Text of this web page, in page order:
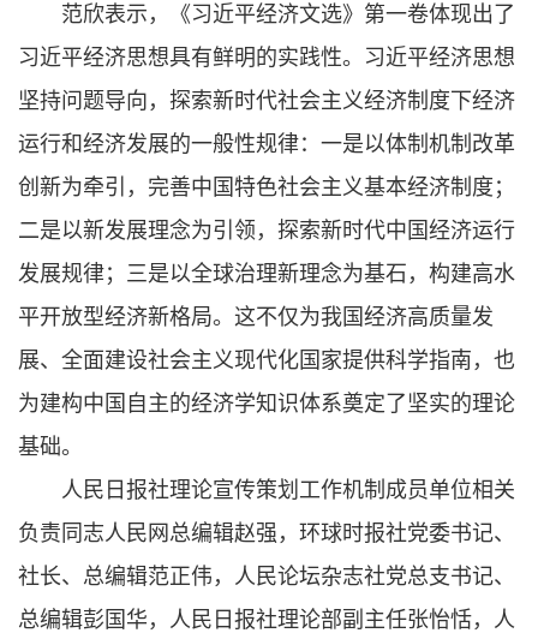
范欣表示，《习近平经济文选》第一卷体现出了
习近平经济思想具有鲜明的实践性。习近平经济思想
坚持问题导向，探索新时代社会主义经济制度下经济
运行和经济发展的一般性规律：一是以体制机制改革
创新为牵引，完善中国特色社会主义基本经济制度；
二是以新发展理念为引领，探索新时代中国经济运行
发展规律；三是以全球治理新理念为基石，构建高水
平开放型经济新格局。这不仅为我国经济高质量发
展、全面建设社会主义现代化国家提供科学指南，也
为建构中国自主的经济学知识体系奠定了坚实的理论
基础。
人民日报社理论宣传策划工作机制成员单位相关
负责同志人民网总编辑赵强，环球时报社党委书记、
社长、总编辑范正伟，人民论坛杂志社党总支书记、
总编辑彭国华，人民日报社理论部副主任张怡恬，人